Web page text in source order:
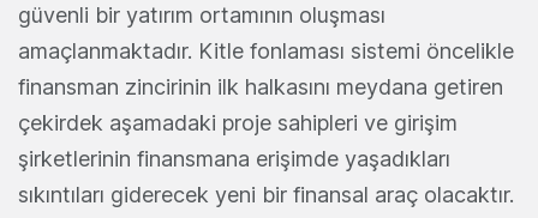
güvenli bir yatırım ortamının oluşması
amaçlanmaktadır. Kitle fonlaması sistemi öncelikle
finansman zincirinin ilk halkasını meydana getiren
çekirdek aşamadaki proje sahipleri ve girişim
şirketlerinin finansmana erişimde yaşadıkları
sıkıntıları giderecek yeni bir finansal araç olacaktır.